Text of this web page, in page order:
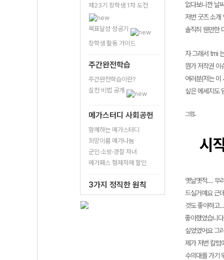
제23기 장학생 1차 도전
목표달성 성공기
장학생 활동 가이드
주간완전학습
주간완전학습이란?
실천 비법 공개
메가스터디 사회공헌
함께하는 메가스터디
희망이룸 메가나눔
군인·소방·경찰 자녀
메가패스 형제자매 할인
3가지 정직한 원칙
없다보니깐 날
저번 굿즈 소개
솔직히 웬만한
자 그래서 tmi
뭔가 저작권 이
여러분(저는 이
싶은 메세지도
그럼..
시
옛날옛적.... 무
드실거예요 근
것도 좋아하고
좋아했었습니
싶었었어요 그
제가 저번 칼럼
수의대를 가기